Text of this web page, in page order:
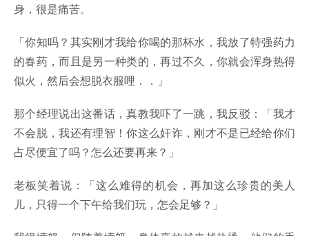
身，很是痛苦。
「你知吗？其实刚才我给你喝的那杯水，我放了特强药力
的春药，而且是另一种类的，再过不久，你就会浑身热得
似火，然后会想脱衣服哩．．」
那个经理说出这番话，真教我吓了一跳，我反驳：「我才
不会脱，我还有理智！你这么奸诈，刚才不是已经给你们
占尽便宜了吗？怎么还要再来？」
老板笑着说：「这么难得的机会，再加这么珍贵的美人
儿，只得一个下午给我们玩，怎会足够？」